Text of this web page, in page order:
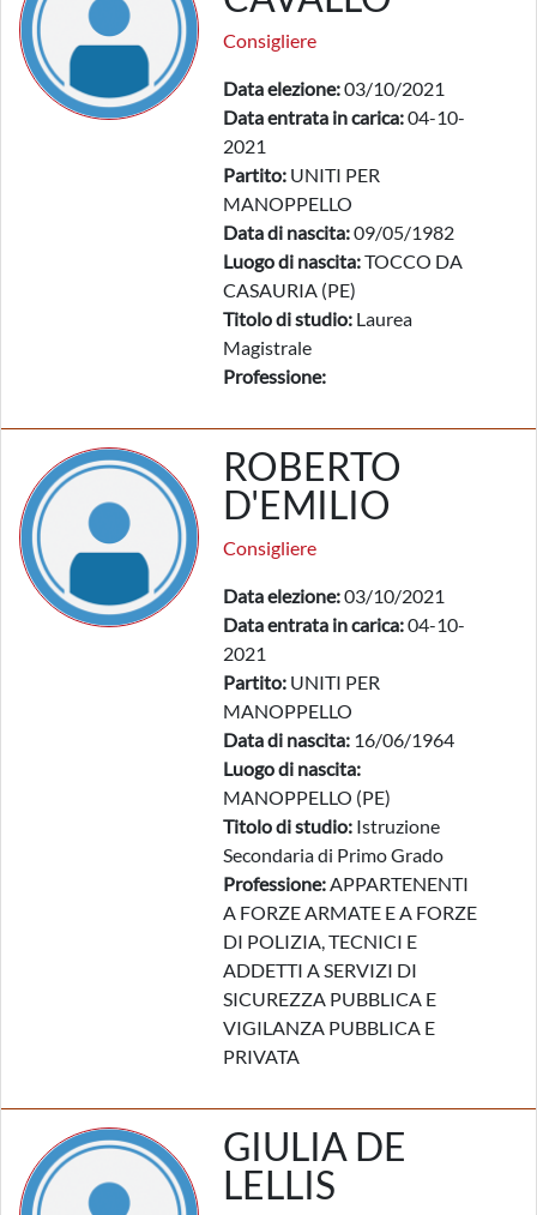
Consigliere
Data elezione:03/10/2021
Data entrata in carica:04-10-
2021
Partito: UNITI PER
MANOPPELLO
Data di nascita:09/05/1982
Luogo di nascita:TOCCO DA
CASAURIA (PE)
Titolo di studio: Laurea
Magistrale
Professione:
ROBERTO
D'EMILIO
Consigliere
Data elezione:03/10/2021
Data entrata in carica:04-10-
2021
Partito: UNITI PER
MANOPPELLO
Data di nascita: 16/06/1964
Luogo di nascita:
MANOPPELLO (PE)
Titolo di studio: Istruzione
Secondaria di Primo Grado
Professione:APPARTENENTI
A FORZE ARMATE E A FORZE
DI POLIZIA, TECNICI E
ADDETTI A SERVIZI DI
SICUREZZA PUBBLICA E
VIGILANZA PUBBLICA E
PRIVATA
GIULIA DE
LELLIS